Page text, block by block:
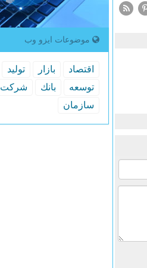
موضوعات ایزو وب
اقتصاد بازار تولید
توسعه
بانك
شركت
سازمان